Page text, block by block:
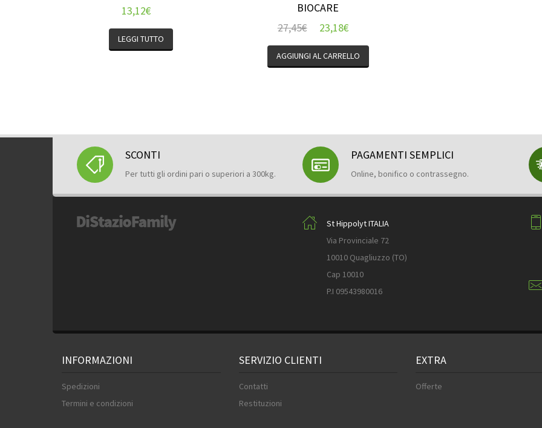
13,12€
LEGGI TUTTO
BIOCARE
27,45€ 23,18€
AGGIUNGI AL CARRELLO
SCONTI
Per tutti gli ordini pari o superiori a 300kg.
PAGAMENTI SEMPLICI
Online, bonifico o contrassegno.
St Hippolyt ITALIA
Via Provinciale 72
10010 Quagliuzzo (TO)
Cap 10010
P.I 09543980016
INFORMAZIONI
Spedizioni
Termini e condizioni
SERVIZIO CLIENTI
Contatti
Restituzioni
EXTRA
Offerte